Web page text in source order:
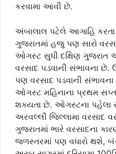
કરવામા આવી છે.
અંબાલાલ પટેલે આગાહિ
ગુજરાતમાં હજુ પણ સારો
ઓગસ્ટ સુધી દક્ષિણ ગુજરાત
વરસાદ પડવાની સંભાવના
પણ વરસાદ પડવાની
ઓગસ્ટ મહિનાના પ્રથમ
શક્યતા છે. ઓગસ્ટના પહેલા
અરવલ્લી જિલ્લામા વરસાદ
ગુજરાતમાં ભારે વરસાદના
જળસ્તરમાં પણ વધારો થશે,